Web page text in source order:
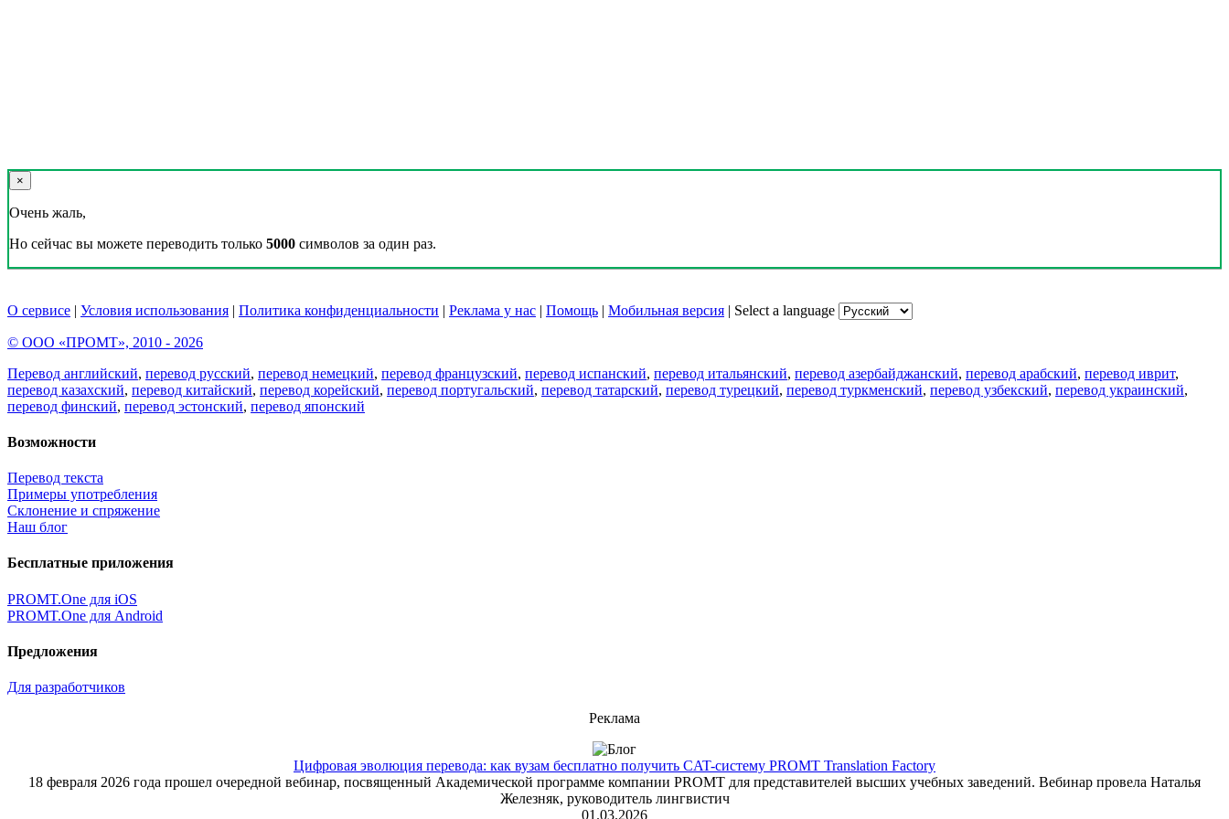
×
Очень жаль,
Но сейчас вы можете переводить только 5000 символов за один раз.
О сервисе | Условия использования | Политика конфиденциальности | Реклама у нас | Помощь | Мобильная версия | Select a language
© ООО «ПРОМТ», 2010 - 2026
Перевод английский, перевод русский, перевод немецкий, перевод французский, перевод испанский, перевод итальянский, перевод азербайджанский, перевод арабский, перевод иврит,
перевод казахский, перевод китайский, перевод корейский, перевод португальский, перевод татарский, перевод турецкий, перевод туркменский, перевод узбекский, перевод украинский,
перевод финский, перевод эстонский, перевод японский
Возможности
Перевод текста
Примеры употребления
Склонение и спряжение
Наш блог
Бесплатные приложения
PROMT.One для iOS
PROMT.One для Android
Предложения
Для разработчиков
Реклама
Цифровая эволюция перевода: как вузам бесплатно получить CAT-систему PROMT Translation Factory
18 февраля 2026 года прошел очередной вебинар, посвященный Академической программе компании PROMT для представителей высших учебных заведений. Вебинар провела Наталья
Железняк, руководитель лингвистич
01.03.2026